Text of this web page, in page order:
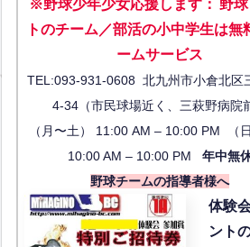
※野球少年少女応援します： 野
トのチーム／部活の小中学生は無
ームサービス
TEL:093-931-0608 北九州市小倉北区
4-34（市民球場近く、三萩野病院
（月〜土） 11:00 AM – 10:00 PM （日
10:00 AM – 10:00 PM 年中無
野球チームの指導者様へ
体験
ント